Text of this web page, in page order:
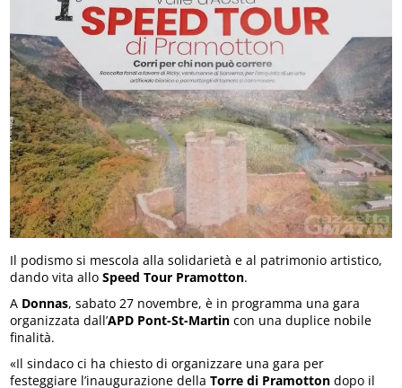
Il podismo si mescola alla solidarietà e al patrimonio artistico,
dando vita alloSpeed Tour Pramotton.
A Donnas, sabato 27 novembre, è in programma una gara
organizzata dall’APD Pont-St-Martin con una duplice nobile
finalità.
«Il sindaco ci ha chiesto di organizzare una gara per
festeggiare l’inaugurazione dellaTorre di Pramotton dopo il